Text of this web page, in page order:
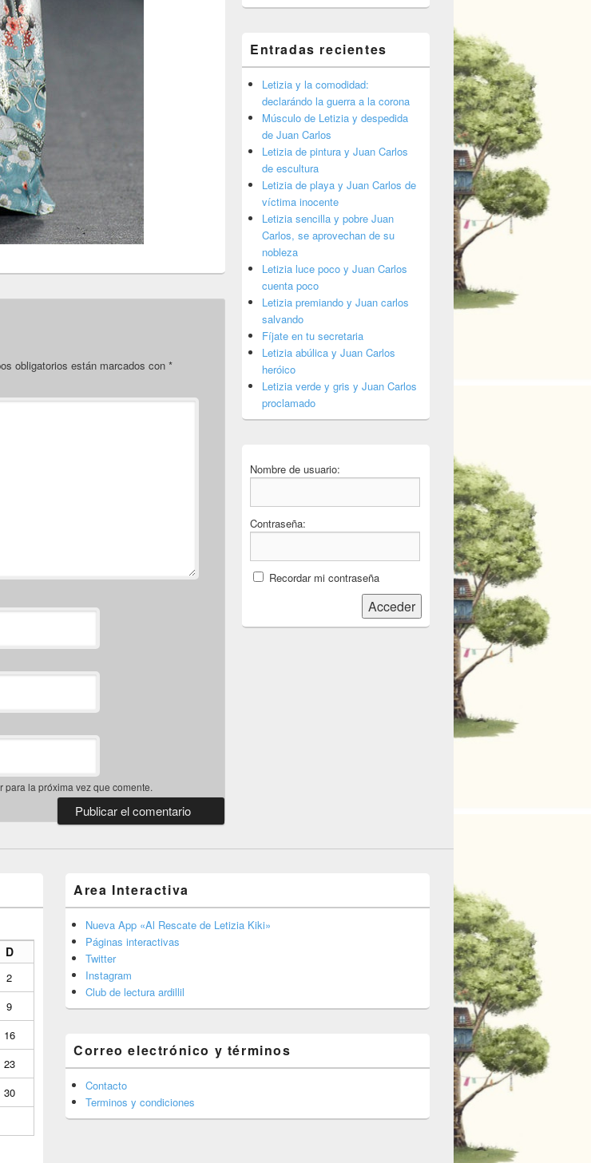
obligatorios están marcados con *
la próxima vez que comente.
Entradas recientes
Letizia y la comodidad:
declarándo la guerra a la corona
Músculo de Letizia y despedida
de Juan Carlos
Letizia de pintura y Juan Carlos
de escultura
Letizia de playa y Juan Carlos de
víctima inocente
Letizia sencilla y pobre Juan
Carlos, se aprovechan de su
nobleza
Letizia luce poco y Juan Carlos
cuenta poco
Letizia premiando y Juan carlos
salvando
Fíjate en tu secretaria
Letizia abúlica y Juan Carlos
heróico
Letizia verde y gris y Juan Carlos
proclamado
Nombre de usuario:
Contraseña:
Recordar mi contraseña
Acceder
D
2
9
16
23
30
Area Interactiva
Nueva App «Al Rescate de Letizia Kiki»
Páginas interactivas
Twitter
Instagram
Club de lectura ardillil
Correo electrónico y términos
Contacto
Terminos y condiciones